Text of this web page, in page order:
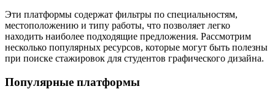
Эти платформы содержат фильтры по специальностям,
местоположению и типу работы, что позволяет легко
находить наиболее подходящие предложения. Рассмотрим
несколько популярных ресурсов, которые могут быть полезны
при поиске стажировок для студентов графического дизайна.
Популярные платформы